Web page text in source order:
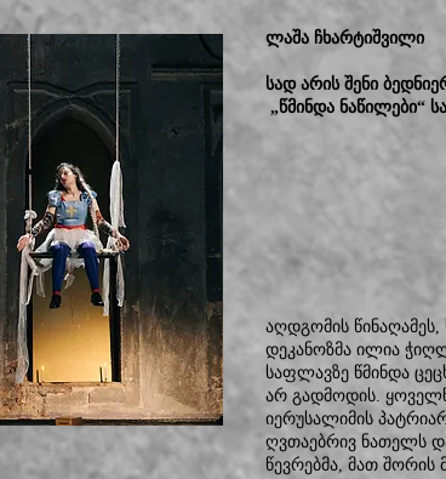
ლაშა ჩხარტიშვილი
სად არის შენი
„წმინდა ნაწილები“
აღდგომის
დეკანოზმა ილია
საფლავზე წმინდა
არ გადმოდის.
იერუსალიმის
ღვთაებრივ ნათელს
წევრებმა, მათ